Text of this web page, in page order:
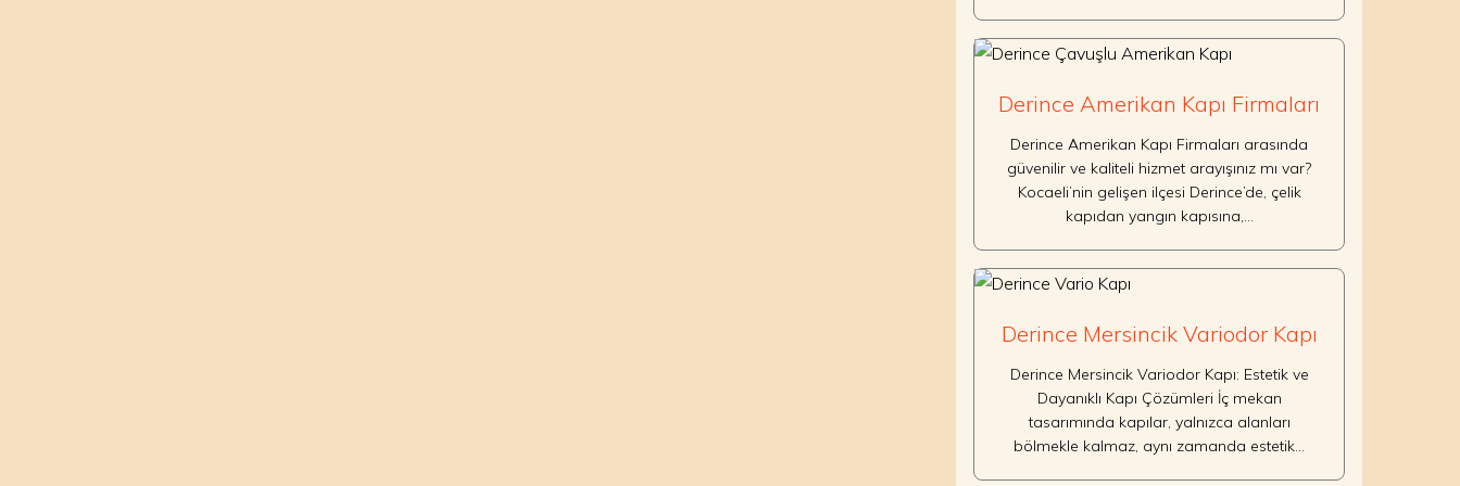
Derince Amerikan Kapı Firmaları
Derince Amerikan Kapı Firmaları arasında
güvenilir ve kaliteli hizmet arayışınız mı var?
Kocaeli’nin gelişen ilçesi Derince’de, çelik
kapıdan yangın kapısına,…
Derince Mersincik Variodor Kapı
Derince Mersincik Variodor Kapı: Estetik ve
Dayanıklı Kapı Çözümleri İç mekan
tasarımında kapılar, yalnızca alanları
bölmekle kalmaz, aynı zamanda estetik…